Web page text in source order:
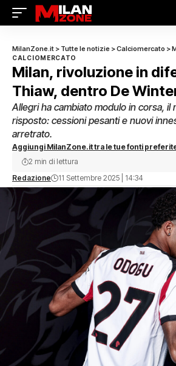
MilanZone.it > Tutte le notizie >Calciomercato >
CALCIOMERCATO
Milan, rivoluzione in
Thiaw, dentro De
Allegri ha cambiato modulo in corsa, il
risposto: cessioni pesanti e nuovi
arretrato.
Aggiungi MilanZone.it tra le tue fonti
Redazione 11 Settembre 2025 | 14:34
2 min di lettura